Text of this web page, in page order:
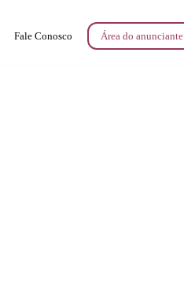
Fale Conosco Área do anunciante